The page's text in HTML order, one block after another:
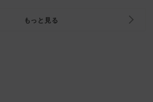
もっと見る